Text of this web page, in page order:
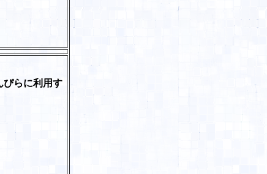
らに利用す